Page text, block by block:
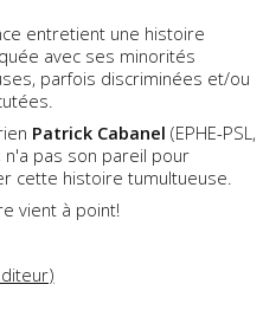
entretient une histoire
avec ses minorités
parfois discriminées et/ou
Patrick Cabanel(EPHE-PSL,
, n'a pas son pareil pour
cette histoire tumultueuse.
vient à point!